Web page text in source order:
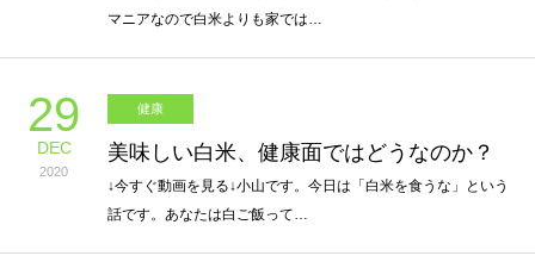
マニアなので白米よりも家では…
29
DEC
2020
健康
美味しい白米、健康面ではどうなのか？
↓今すぐ動画を見る↓小山です。今日は「白米を食うな」という
話です。あなたは白ご飯って…
プロフィール